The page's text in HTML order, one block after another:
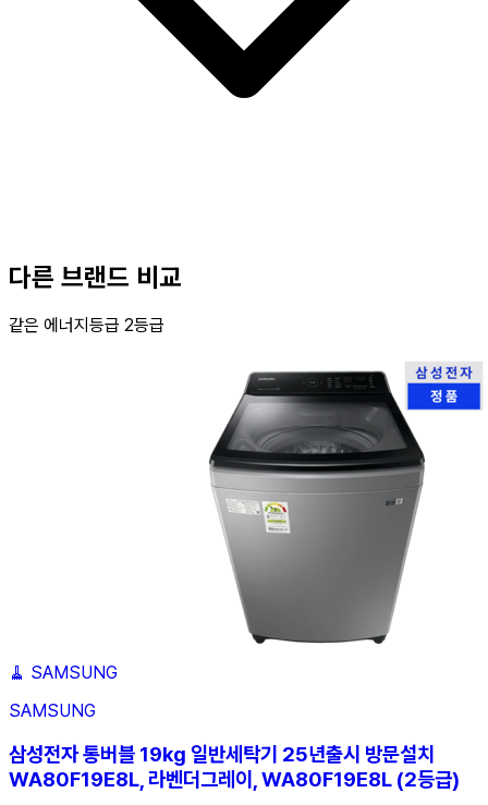
다른 브랜드 비교
같은 에너지등급 2등급
🧹 SAMSUNG
SAMSUNG
삼성전자 통버블 19kg 일반세탁기 25년출시 방문설치
WA80F19E8L, 라벤더그레이, WA80F19E8L (2등급)